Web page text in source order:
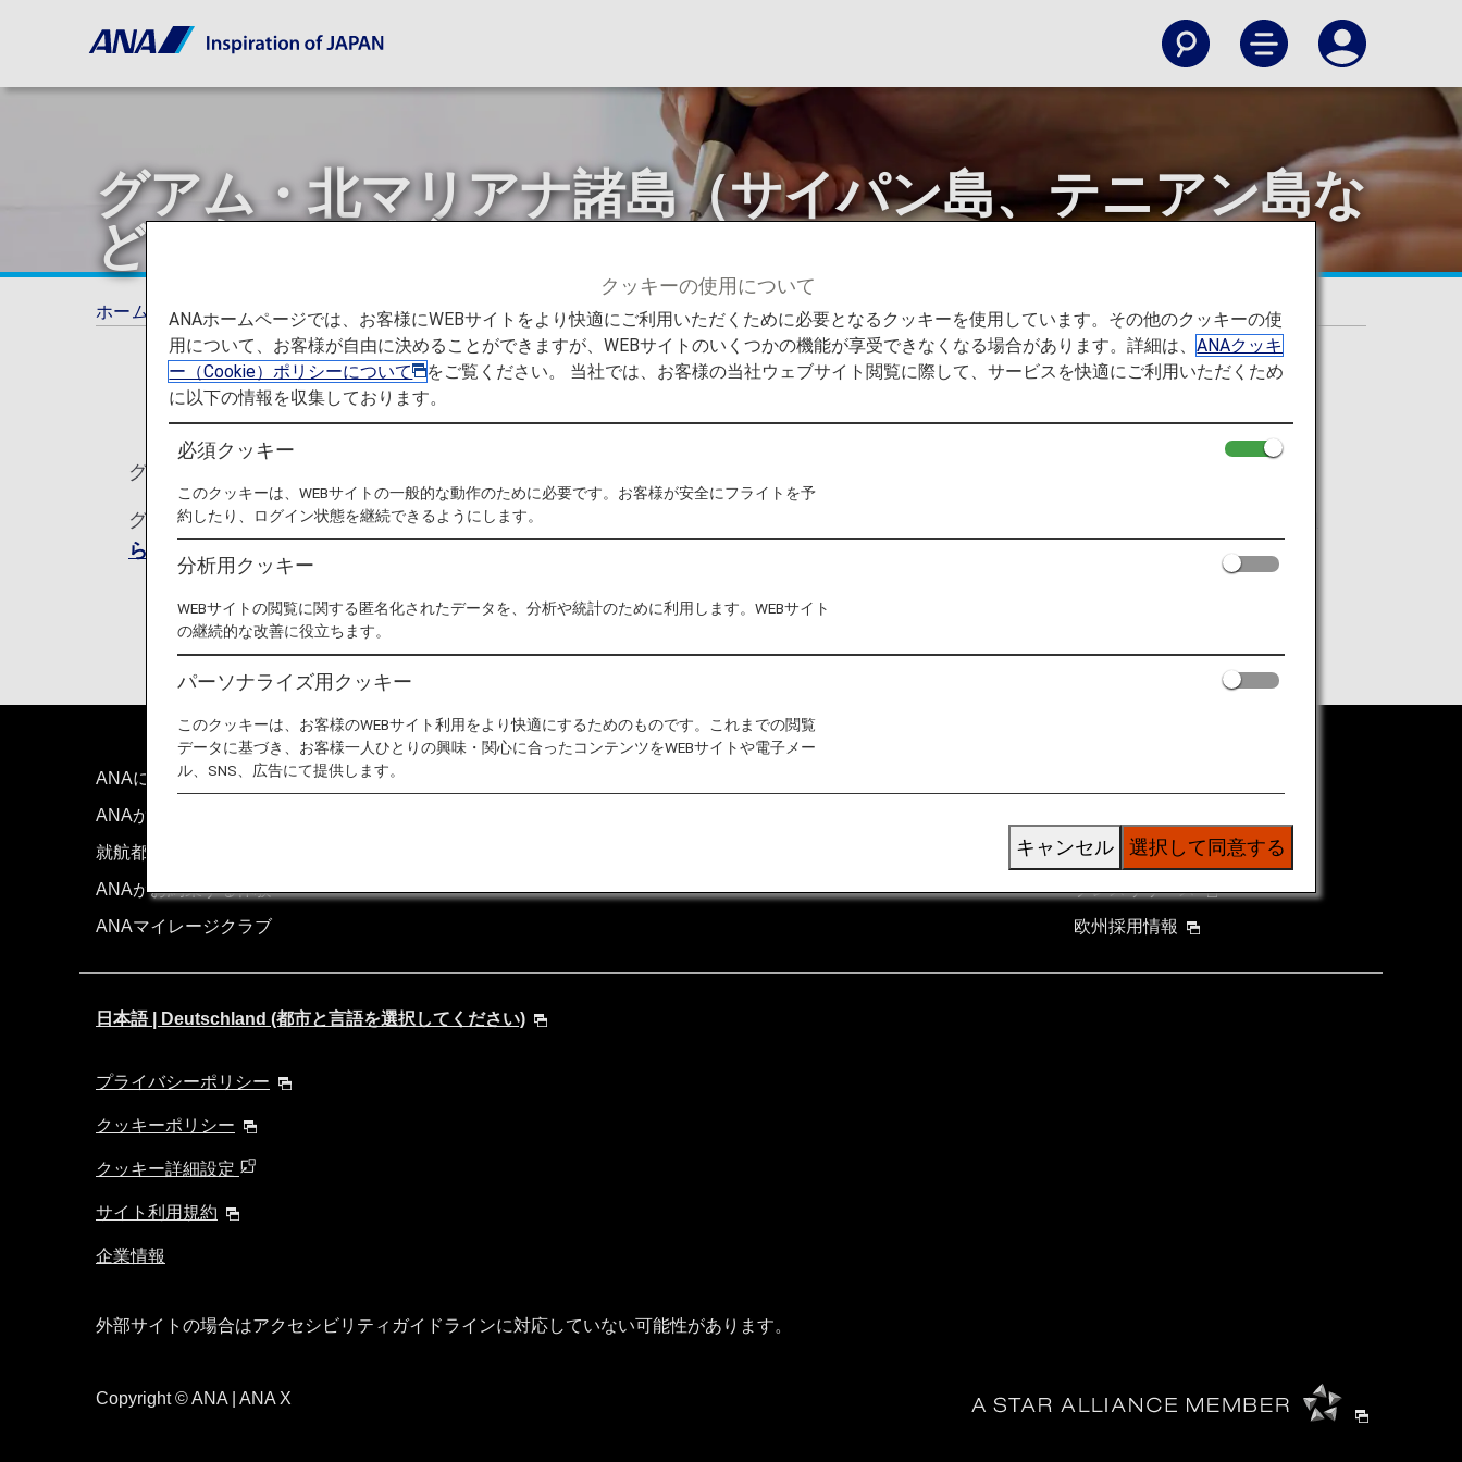
グアム・北マリアナ諸島（サイパン島、テニアン島な
ど）入国要件変更について
ホーム ご旅行の準備 各国の特別なお知らせ グアム・北マリアナ諸島（サイパン島、テニアン島など）入国要件変更について
グアム・北マリアナ諸島（サイパン島、テニアン島など）入国要件変更のおしらせ
グアム及び北マリアナ諸島への入国が11月30日より 以下の通り変更になります。
らせ （2024年11月30日～）
ANAについて
ANAからのお知らせ
就航都市
ANAがお約束する体験
ANAマイレージクラブ
株主・投資家情報
プレスリリース
欧州採用情報
日本語 | Deutschland (都市と言語を選択してください)
プライバシーポリシー
クッキーポリシー
クッキー詳細設定
サイト利用規約
企業情報
外部サイトの場合はアクセシビリティガイドラインに対応していない可能性があります。
Copyright© ANA | ANA X
クッキーの使用について
ANAホームページでは、お客様にWEBサイトをより快適にご利用いただくために必要となるクッキーを使用しています。その他のクッキーの使
用について、お客様が自由に決めることができますが、WEBサイトのいくつかの機能が享受できなくなる場合があります。詳細は、ANAクッキ
ー（Cookie）ポリシーについて
をご覧ください。 当社では、お客様の当社ウェブサイト閲覧に際して、サービスを快適にご利用いただくため
に以下の情報を収集しております。
必須クッキー
このクッキーは、WEBサイトの一般的な動作のために必要です。お客様が安全にフライトを予
約したり、ログイン状態を継続できるようにします。
分析用クッキー
WEBサイトの閲覧に関する匿名化されたデータを、分析や統計のために利用します。WEBサイト
の継続的な改善に役立ちます。
パーソナライズ用クッキー
このクッキーは、お客様のWEBサイト利用をより快適にするためのものです。これまでの閲覧
データに基づき、お客様一人ひとりの興味・関心に合ったコンテンツをWEBサイトや電子メー
ル、SNS、広告にて提供します。
選択して同意する
キャンセル